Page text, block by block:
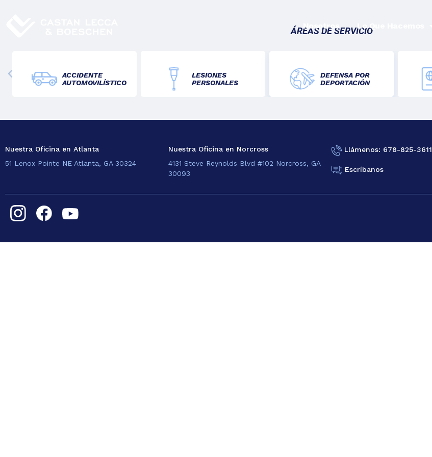
Nosotros Lo Que Hacemos
ÁREAS DE SERVICIO
ACCIDENTE
AUTOMOVILÍSTICO
LESIONES
PERSONALES
DEFENSA POR
DEPORTACIÓN
Nuestra Oficina en Atlanta
51 Lenox Pointe NE Atlanta, GA 30324
Nuestra Oficina en Norcross
4131 Steve Reynolds Blvd #102 Norcross, GA
30093
Llámenos: 678-825-3611
Escríbanos